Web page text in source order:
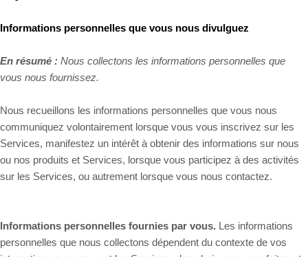
Informations personnelles que vous nous divulguez
En résumé : Nous collectons les informations personnelles que
vous nous fournissez.
Nous recueillons les informations personnelles que vous nous
communiquez volontairement lorsque vous vous inscrivez sur les
Services, manifestez un intérêt à obtenir des informations sur nous
ou nos produits et Services, lorsque vous participez à des activités
sur les Services, ou autrement lorsque vous nous contactez.
Informations personnelles fournies par vous. Les informations
personnelles que nous collectons dépendent du contexte de vos